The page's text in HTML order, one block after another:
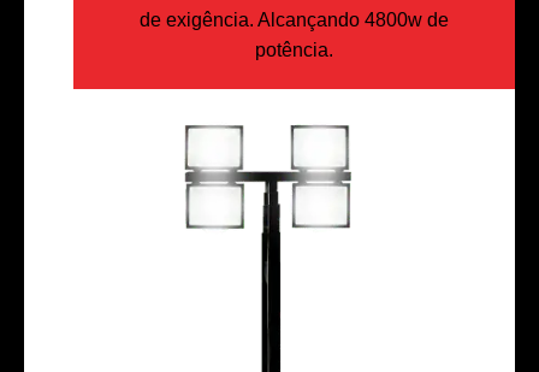
de exigência. Alcançando 4800w de
potência.